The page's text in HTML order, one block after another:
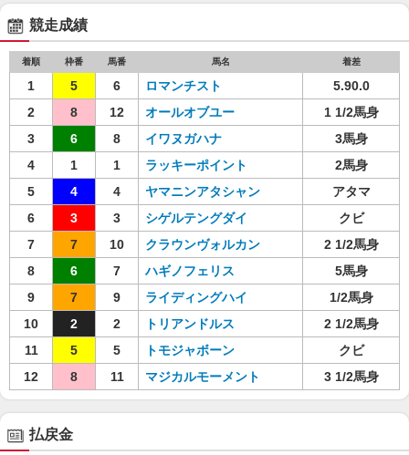
競走成績
着順 枠番 馬番 馬名 着差
1 5 6 ロマンチスト
5.90.0
2
8 12 オールオブユー
1 1/2馬身
3
6 8 イワヌガハナ
3馬身
4
1 1 ラッキーポイント
2馬身
5
4 4 ヤマニンアタシャン
アタマ
6
3 3 シゲルテングダイ
クビ
7
7 10 クラウンヴォルカン
2 1/2馬身
8
6 7 ハギノフェリス
5馬身
9
7 9 ライディングハイ
1/2馬身
10
2 2 トリアンドルス
2 1/2馬身
11
5 5 トモジャボーン
クビ
12
8 11 マジカルモーメント 3 1/2馬身
払戻金